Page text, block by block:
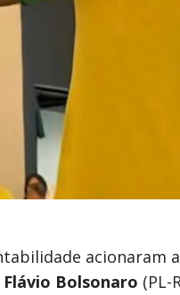
acionaram
Flávio Bolsonaro (PL-